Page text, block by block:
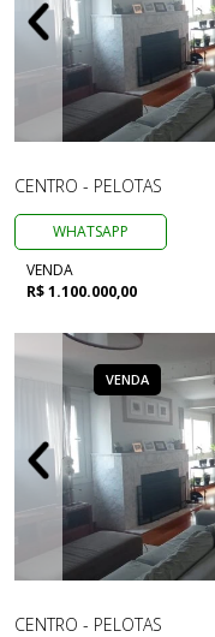
CENTRO - PELOTAS
WHATSAPP
VENDA
R$ 1.100.000,00
VENDA
CENTRO - PELOTAS